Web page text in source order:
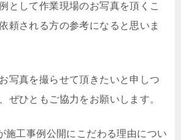
として作業現場のお写真を頂くこ
頼される方の参考になると思いま
写真を撮らせて頂きたいと申しつ
ぜひともご協力をお願いします。
施工事例公開にこだわる理由につい